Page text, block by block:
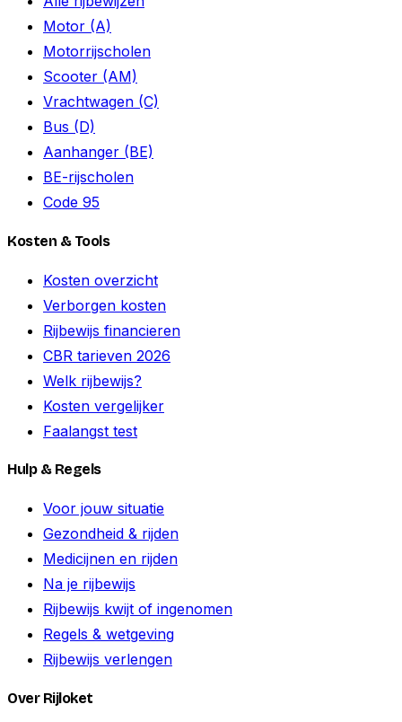
Motor (A)
Motorrijscholen
Scooter (AM)
Vrachtwagen (C)
Bus (D)
Aanhanger (BE)
BE-rijscholen
Code 95
Kosten & Tools
Kosten overzicht
Verborgen kosten
Rijbewijs financieren
CBR tarieven 2026
Welk rijbewijs?
Kosten vergelijker
Faalangst test
Hulp & Regels
Voor jouw situatie
Gezondheid & rijden
Medicijnen en rijden
Na je rijbewijs
Rijbewijs kwijt of ingenomen
Regels & wetgeving
Rijbewijs verlengen
Over Rijloket